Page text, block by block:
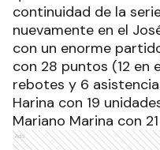
continuidad de la
nuevamente en el
con un enorme
con 28 puntos (12 en
rebotes y 6
Harina con 19
Mariano Marina con
Ads